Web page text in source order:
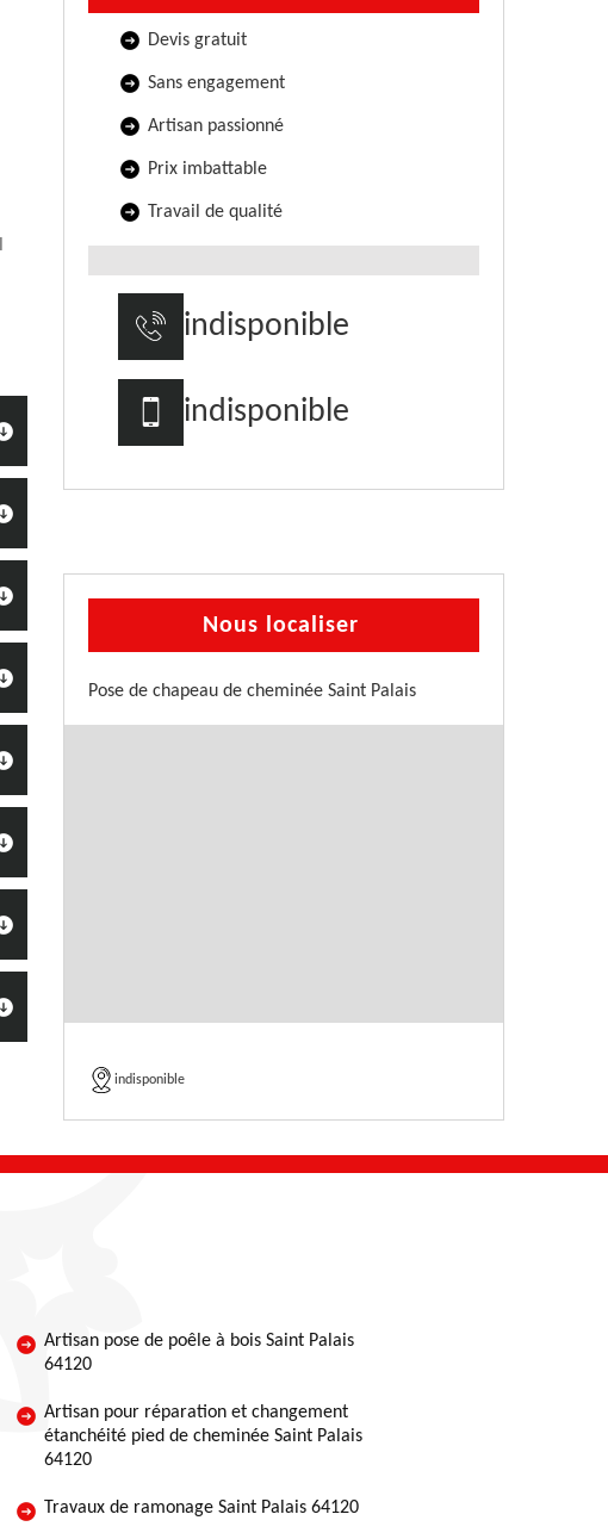
Devis gratuit
Sans engagement
Artisan passionné
Prix imbattable
Travail de qualité
indisponible
indisponible
Nous localiser
Pose de chapeau de cheminée Saint Palais
indisponible
Artisan pose de poêle à bois Saint Palais
64120
Artisan pour réparation et changement
étanchéité pied de cheminée Saint Palais
64120
Travaux de ramonage Saint Palais 64120